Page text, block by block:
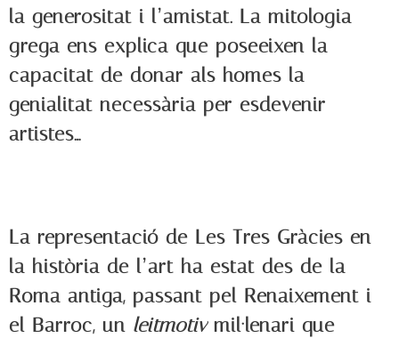
la generositat i l’amistat. La mitologia
grega ens explica que poseeixen la
capacitat de donar als homes la
genialitat necessària per esdevenir
artistes…
La representació de Les Tres Gràcies en
la història de l’art ha estat des de la
Roma antiga, passant pel Renaixement i
el Barroc, un leitmotivmil·lenari que